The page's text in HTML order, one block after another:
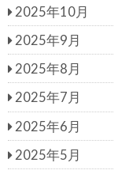
2025年10月
2025年9月
2025年8月
2025年7月
2025年6月
2025年5月